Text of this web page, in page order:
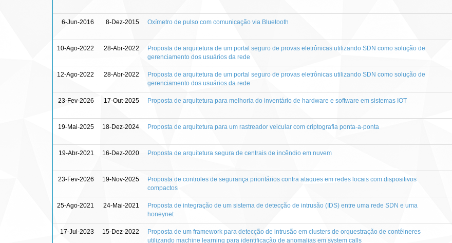
6-Jun-2016 8-Dez-2015 Oxímetro de pulso com comunicação via Bluetooth
10-Ago-2022 28-Abr-2022
Proposta de arquitetura de um portal seguro de provas eletrônicas utilizando SDN como solução de
gerenciamento dos usuários da rede
12-Ago-2022 28-Abr-2022
Proposta de arquitetura de um portal seguro de provas eletrônicas utilizando SDN como solução de
gerenciamento dos usuários da rede
23-Fev-2026 17-Out-2025 Proposta de arquitetura para melhoria do inventário de hardware e software em sistemas IOT
19-Mai-2025 18-Dez-2024 Proposta de arquitetura para um rastreador veicular com criptografia ponta-a-ponta
19-Abr-2021 16-Dez-2020 Proposta de arquitetura segura de centrais de incêndio em nuvem
23-Fev-2026 19-Nov-2025
Proposta de controles de segurança prioritários contra ataques em redes locais com dispositivos
compactos
25-Ago-2021 24-Mai-2021
Proposta de integração de um sistema de detecção de intrusão (IDS) entre uma rede SDN e uma
honeynet
17-Jul-2023 15-Dez-2022
Proposta de um framework para detecção de intrusão em clusters de orquestração de contêineres
utilizando machine learning para identificação de anomalias em system calls